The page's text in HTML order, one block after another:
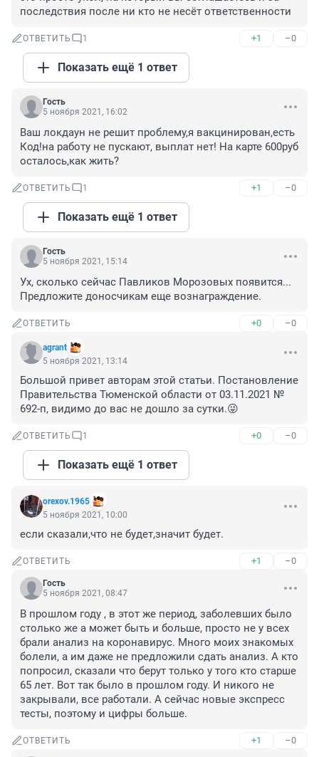
последствия после ни кто не несёт ответственности
ОТВЕТИТЬ 1 +1 –0
Показать ещё 1 ответ
Гость
5 ноября 2021, 16:02
Ваш локдаун не решит проблему,я вакцинирован,есть
Код!на работу не пускают, выплат нет! На карте 600руб
осталось,как жить?
ОТВЕТИТЬ 1 +1 –0
Показать ещё 1 ответ
Гость
5 ноября 2021, 15:14
Ух, сколько сейчас Павликов Морозовых появится...
Предложите доносчикам еще вознаграждение.
ОТВЕТИТЬ +0 –0
agrant
5 ноября 2021, 13:14
Большой привет авторам этой статьи. Постановление
Правительства Тюменской области от 03.11.2021 №
692-п, видимо до вас не дошло за сутки.😜
ОТВЕТИТЬ 1 +0 –0
Показать ещё 1 ответ
orexov.1965
5 ноября 2021, 10:00
если сказали,что не будет,значит будет.
ОТВЕТИТЬ +1 –0
Гость
5 ноября 2021, 08:47
В прошлом году , в этот же период, заболевших было
столько же а может быть и больше, просто не у всех
брали анализ на коронавирус. Много моих знакомых
болели, а им даже не предложили сдать анализ. А кто
попросил, сказали что берут только у того кто старше
65 лет. Вот так было в прошлом году. И никого не
закрывали, все работали. А сейчас новые экспресс
тесты, поэтому и цифры больше.
ОТВЕТИТЬ +1 –0